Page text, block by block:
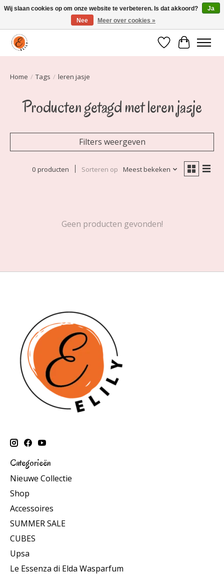
Elily is er om jou te laten stralen! Mode vanaf maat 34 t/m 54
Verlanglijst
Home / Tags / leren jasje
Producten getagd met leren jasje
Filters weergeven
0 producten Sorteren op Meest bekeken
Geen producten gevonden!
Categorieën
Nieuwe Collectie
Shop
Accessoires
SUMMER SALE
CUBES
Upsa
Le Essenza di Elda Wasparfum
Wij slaan cookies op om onze website te verbeteren. Is dat akkoord?
Ja
Nee
Meer over cookies »